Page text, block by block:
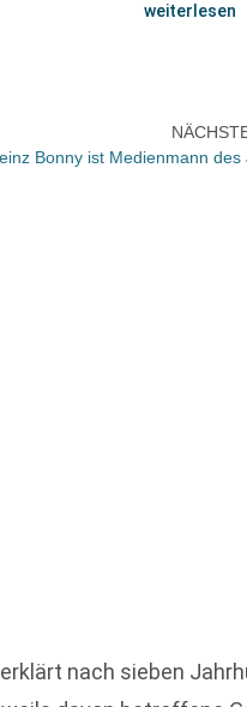
weiterlesen
Bonny ist Medienmann des
nach sieben